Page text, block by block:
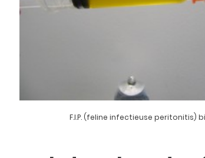
F.I.P. (feline infectieuse peritonitis)